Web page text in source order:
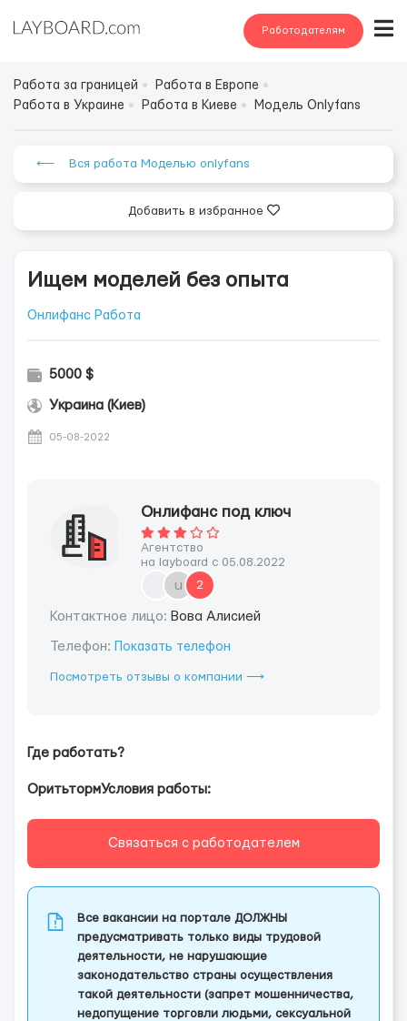
Работодателям
Работа за границей
Работа в Европе
Работа в Украине
Работа в Киеве Модель Onlyfans
⟵ Вся работа Моделью onlyfans
Добавить в избранное
Ищем моделей без опыта
Онлифанс Работа
5000 $
Украина (Киев)
05-08-2022
Онлифанс под ключ
Агентство
на layboard с 05.08.2022
u 2
Контактное лицо: Вова Алисией
Телефон: Показать телефон
Посмотреть отзывы о компании ⟶
Где работать?
ОритьтормУсловия работы:
Связаться с работодателем
Все вакансии на портале ДОЛЖНЫ
предусматривать только виды трудовой
деятельности, не нарушающие
законодательство страны осуществления
такой деятельности (запрет мошенничества,
недопущение торговли людьми, сексуальной